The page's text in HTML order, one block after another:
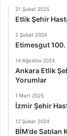
21 Şubat 2025
Etlik Şehir
2 Şubat 2024
Etimesgut
14 Ağustos 2024
Ankara Etlik
Yorumlar
1 Mart 2025
İzmir Şehir
12 Şubat 2024
BİM’de